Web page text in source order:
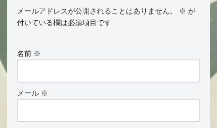
メールアドレスが公開されることはありません。 ※ が
付いている欄は必須項目です
名前 ※
メール ※